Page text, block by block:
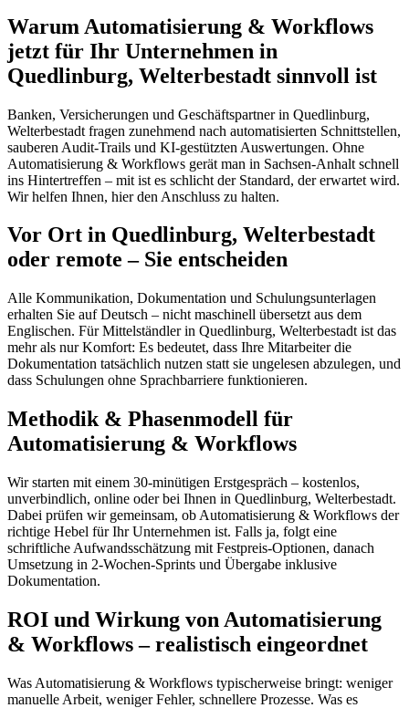
Warum Automatisierung & Workflows
jetzt für Ihr Unternehmen in
Quedlinburg, Welterbestadt sinnvoll ist
Banken, Versicherungen und Geschäftspartner in Quedlinburg,
Welterbestadt fragen zunehmend nach automatisierten Schnittstellen,
sauberen Audit-Trails und KI-gestützten Auswertungen. Ohne
Automatisierung & Workflows gerät man in Sachsen-Anhalt schnell
ins Hintertreffen – mit ist es schlicht der Standard, der erwartet wird.
Wir helfen Ihnen, hier den Anschluss zu halten.
Vor Ort in Quedlinburg, Welterbestadt
oder remote – Sie entscheiden
Alle Kommunikation, Dokumentation und Schulungsunterlagen
erhalten Sie auf Deutsch – nicht maschinell übersetzt aus dem
Englischen. Für Mittelständler in Quedlinburg, Welterbestadt ist das
mehr als nur Komfort: Es bedeutet, dass Ihre Mitarbeiter die
Dokumentation tatsächlich nutzen statt sie ungelesen abzulegen, und
dass Schulungen ohne Sprachbarriere funktionieren.
Methodik & Phasenmodell für
Automatisierung & Workflows
Wir starten mit einem 30-minütigen Erstgespräch – kostenlos,
unverbindlich, online oder bei Ihnen in Quedlinburg, Welterbestadt.
Dabei prüfen wir gemeinsam, ob Automatisierung & Workflows der
richtige Hebel für Ihr Unternehmen ist. Falls ja, folgt eine
schriftliche Aufwandsschätzung mit Festpreis-Optionen, danach
Umsetzung in 2-Wochen-Sprints und Übergabe inklusive
Dokumentation.
ROI und Wirkung von Automatisierung
& Workflows – realistisch eingeordnet
Was Automatisierung & Workflows typischerweise bringt: weniger
manuelle Arbeit, weniger Fehler, schnellere Prozesse. Was es